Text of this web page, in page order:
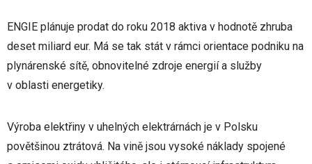
ENGIE plánuje prodat do roku 2018 aktiva v hodnotě zhruba
deset miliard eur. Má se tak stát v rámci orientace podniku na
plynárenské sítě, obnovitelné zdroje energií a služby
v oblasti energetiky.
Výroba elektřiny v uhelných elektrárnách je v Polsku
povětšinou ztrátová. Na vině jsou vysoké náklady spojené